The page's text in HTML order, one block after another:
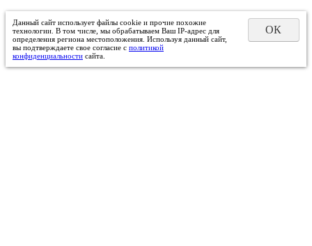
Данный сайт использует файлы cookie и прочие похожие
технологии. В том числе, мы обрабатываем Ваш IP-адрес для
определения региона местоположения. Используя данный сайт,
вы подтверждаете свое согласие с политикой
конфиденциальности сайта.
ОК